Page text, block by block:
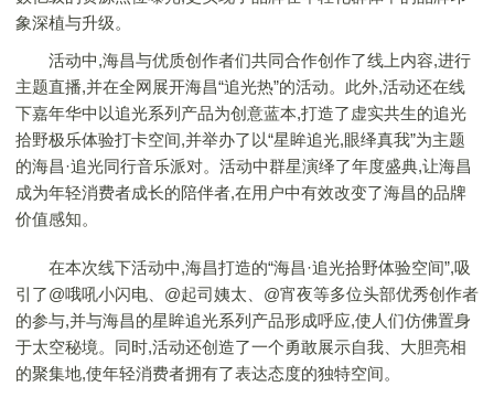
象深植与升级。
活动中,海昌与优质创作者们共同合作创作了线上内容,进行
主题直播,并在全网展开海昌“追光热”的活动。此外,活动还在线
下嘉年华中以追光系列产品为创意蓝本,打造了虚实共生的追光
拾野极乐体验打卡空间,并举办了以“星眸追光,眼绎真我”为主题
的海昌·追光同行音乐派对。活动中群星演绎了年度盛典,让海昌
成为年轻消费者成长的陪伴者,在用户中有效改变了海昌的品牌
价值感知。
在本次线下活动中,海昌打造的“海昌·追光拾野体验空间”,吸
引了@哦吼小闪电、@起司姨太、@宵夜等多位头部优秀创作者
的参与,并与海昌的星眸追光系列产品形成呼应,使人们仿佛置身
于太空秘境。同时,活动还创造了一个勇敢展示自我、大胆亮相
的聚集地,使年轻消费者拥有了表达态度的独特空间。